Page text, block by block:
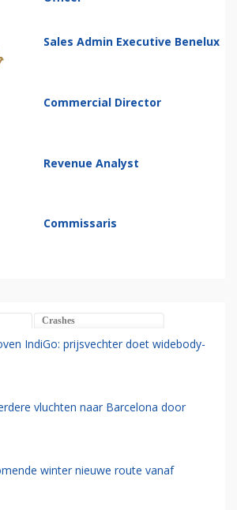
Sales Admin Executive Benelux
Commercial Director
Revenue Analyst
Commissaris
Crashes
IndiGo: prijsvechter doet widebody-
vluchten naar Barcelona door
winter nieuwe route vanaf